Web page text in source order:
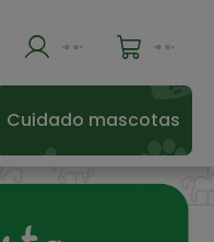
Cuidado mascotas